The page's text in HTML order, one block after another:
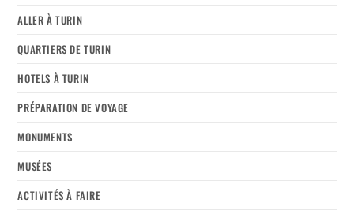
ALLER À TURIN
QUARTIERS DE TURIN
HOTELS À TURIN
PRÉPARATION DE VOYAGE
MONUMENTS
MUSÉES
ACTIVITÉS À FAIRE